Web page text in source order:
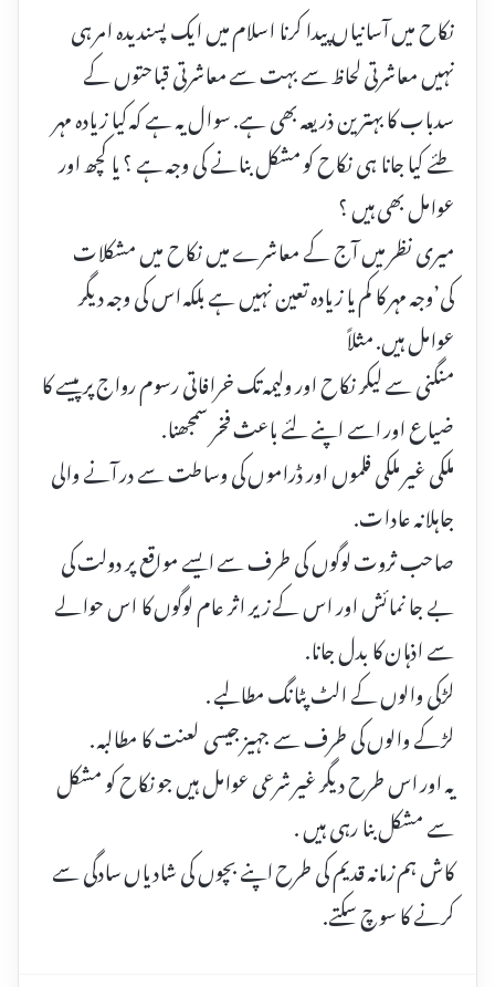
نکاح میں آسانیاں پیدا کرنا اسلام میں ایک پسندیدہ امر ہی
نہیں معاشرتی لحاظ سے بہت سے معاشرتی قباحتوں کے
سدباب کا بہترین ذریعہ بھی ہے. سوال یہ ہے کہ کیا زیادہ مہر
طئے کیا جانا ہی نکاح کو مشکل بنانے کی وجہ ہے ؟ یا کچھ اور
عوامل بھی ہیں ؟
میری نظر میں آج کے معاشرے میں نکاح میں مشکلات
کی’وجہ مہر کا کم یا زیادہ تعین نہیں ہے بلکہ اس کی وجہ دیگر
عوامل ہیں. مثلاً
منگنی سے لیکر نکاح اور ولیمہ تک خرافاتی رسوم رواج پر پیسے کا
ضیاع اور اسے اپنے لئے باعث فخر سمجھنا.
ملکی غیر ملکی فلموں اور ڈراموں کی وساطت سے در آنے والی
جاہلانہ عادات.
صاحب ثروت لوگوں کی طرف سے ایسے مواقع پر دولت کی
بے جا نمائش اور اس کے زیر اثر عام لوگوں کا اس حوالے
سے اذہان کا بدل جانا.
لڑکی والوں کے الٹ پٹانگ مطالبے .
لڑکے والوں کی طرف سے جہیز جیسی لعنت کا مطالبہ .
یہ اور اس طرح دیگر غیر شرعی عوامل ہیں جو نکاح کو مشکل
سے مشکل بنا رہی ہیں .
کاش ہم زمانہ قدیم کی طرح اپنے بچوں کی شادیاں سادگی سے
کرنے کا سوچ سکتے.